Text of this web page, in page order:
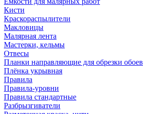
Кисти
Краскораспылители
Макловицы
Малярная лента
Мастерки, кельмы
Отвесы
Планки направляющие для обрезки обоев
Плёнка укрывная
Правила
Правила-уровни
Правила стандартные
Разбрызгиватели